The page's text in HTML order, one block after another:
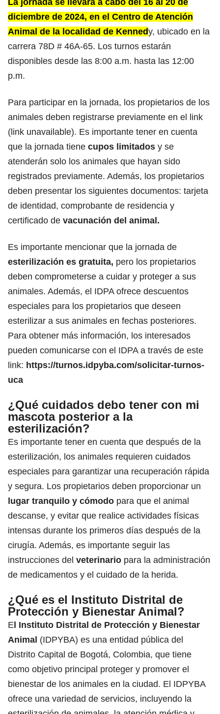
diciembre de 2024, en el Centro de Atención
Animal de la localidad de Kennedy, ubicado en la
carrera 78D # 46A-65. Los turnos estarán
disponibles desde las 8:00 a.m. hasta las 12:00
p.m.
Para participar en la jornada, los propietarios de los
animales deben registrarse previamente en el link
(link unavailable). Es importante tener en cuenta
que la jornada tiene cupos limitados y se
atenderán solo los animales que hayan sido
registrados previamente. Además, los propietarios
deben presentar los siguientes documentos: tarjeta
de identidad, comprobante de residencia y
certificado de vacunación del animal.
Es importante mencionar que la jornada de
esterilización es gratuita, pero los propietarios
deben comprometerse a cuidar y proteger a sus
animales. Además, el IDPA ofrece descuentos
especiales para los propietarios que deseen
esterilizar a sus animales en fechas posteriores.
Para obtener más información, los interesados
pueden comunicarse con el IDPA a través de este
link: https://turnos.idpyba.com/solicitar-turnos-
uca
¿Qué cuidados debo tener con mi
mascota posterior a la
esterilización?
Es importante tener en cuenta que después de la
esterilización, los animales requieren cuidados
especiales para garantizar una recuperación rápida
y segura. Los propietarios deben proporcionar un
lugar tranquilo y cómodo para que el animal
descanse, y evitar que realice actividades físicas
intensas durante los primeros días después de la
cirugía. Además, es importante seguir las
instrucciones del veterinario para la administración
de medicamentos y el cuidado de la herida.
¿Qué es el Instituto Distrital de
Protección y Bienestar Animal?
El Instituto Distrital de Protección y Bienestar
Animal (IDPYBA) es una entidad pública del
Distrito Capital de Bogotá, Colombia, que tiene
como objetivo principal proteger y promover el
bienestar de los animales en la ciudad. El IDPYBA
ofrece una variedad de servicios, incluyendo la